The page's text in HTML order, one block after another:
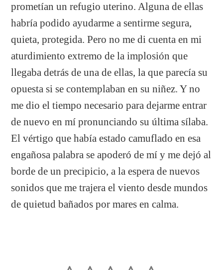
prometían un refugio uterino. Alguna de ellas
habría podido ayudarme a sentirme segura,
quieta, protegida. Pero no me di cuenta en mi
aturdimiento extremo de la implosión que
llegaba detrás de una de ellas, la que parecía su
opuesta si se contemplaban en su niñez. Y no
me dio el tiempo necesario para dejarme entrar
de nuevo en mí pronunciando su última sílaba.
El vértigo que había estado camuflado en esa
engañosa palabra se apoderó de mí y me dejó al
borde de un precipicio, a la espera de nuevos
sonidos que me trajera el viento desde mundos
de quietud bañados por mares en calma.